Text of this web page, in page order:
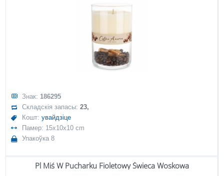
Знак: 186295
Складскія запасы:23,
Кошт:увайдзіце
Памер: 15x10x10 cm
Упакоўка 8
Pl Miś W Pucharku Fioletowy Świeca Woskowa